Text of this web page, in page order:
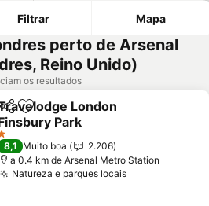
Filtrar Mapa
perto de Arsenal
Reino Unido)
os resultados
PartilharAdicionar aos favoritos
London
Park
preços
Estrelas
8,1 Muito boa
2.206
a 0.4 km de Arsenal Metro Station
Natureza e parques locaisVer preços